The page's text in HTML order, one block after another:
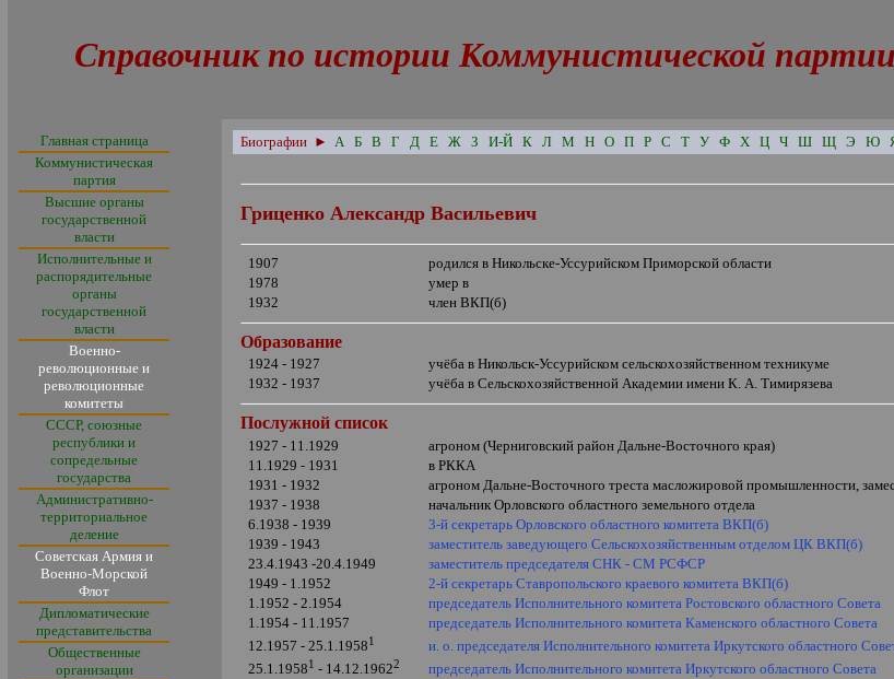
Справочник по истории Коммунистической
Главная страница
Коммунистическая
партия
Высшие органы
государственной
власти
Исполнительные и
распорядительные
органы
государственной
власти
Военно-
революционные и
революционные
комитеты
СССР, союзные
республики и
сопредельные
государства
Административно-
территориальное
деление
Советская Армия и
Военно-Морской
Флот
Дипломатические
представительства
Общественные
организации
Биографии ► А Б В Г Д Е Ж З И-Й К Л М Н О П Р С Т У Ф Х Ц Ч Ш Щ Э Ю
Гриценко Александр Васильевич
1907
родился в Никольске-Уссурийском Приморской области
1978
умер в
1932
член ВКП(б)
Образование
1924 - 1927
учёба в Никольск-Уссурийском сельскохозяйственном техникуме
1932 - 1937
учёба в Сельскохозяйственной Академии имени К. А. Тимирязева
Послужной список
1927 - 11.1929
агроном (Черниговский район Дальне-Восточного края)
11.1929 - 1931
в РККА
1931 - 1932
агроном Дальне-Восточного треста масложировой промышленности,
1937 - 1938
начальник Орловского областного земельного отдела
6.1938 - 1939
3-й секретарь Орловского областного комитета ВКП(б)
1939 - 1943
заместитель заведующего Сельскохозяйственным отделом ЦК ВКП(б)
23.4.1943 -20.4.1949
заместитель председателя СНК - СМ РСФСР
1949 - 1.1952
2-й секретарь Ставропольского краевого комитета ВКП(б)
1.1952 - 2.1954
председатель Исполнительного комитета Ростовского областного Совета
1.1954 - 11.1957
председатель Исполнительного комитета Каменского областного Совета
12.1957 - 25.1.19581
и. о. председателя Исполнительного комитета Иркутского областного
25.1.19581 - 14.12.19622
председатель Исполнительного комитета Иркутского областного Совета